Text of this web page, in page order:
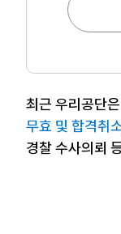
최근 우리공단
무효 및 합격취
경찰 수사의뢰